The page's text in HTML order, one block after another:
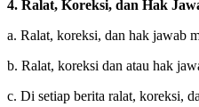
4. Ralat, Koreksi, dan Hak
a. Ralat, koreksi, dan hak jawab
b. Ralat, koreksi dan atau hak
c. Di setiap berita ralat, koreksi,